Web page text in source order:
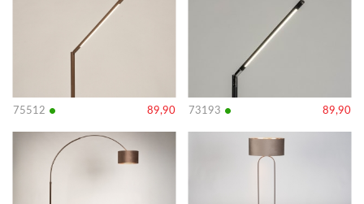
75512 • 89,90 73193 • 89,90
Bekijk
Bekijk